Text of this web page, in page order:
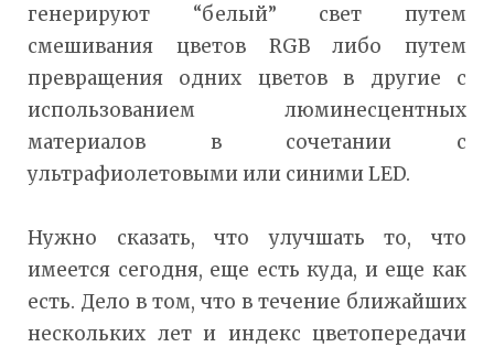
генерируют “белый” свет путем
смешивания цветов RGB либо путем
превращения одних цветов в другие с
использованием люминесцентных
материалов в сочетании с
ультрафиолетовыми или синими LED.
Нужно сказать, что улучшать то, что
имеется сегодня, еще есть куда, и еще как
есть. Дело в том, что в течение ближайших
нескольких лет и индекс цветопередачи